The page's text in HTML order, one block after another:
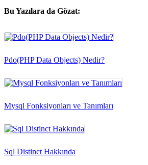
Bu Yazılara da Gözat:
Pdo(PHP Data Objects) Nedir?
Mysql Fonksiyonları ve Tanımları
Sql Distinct Hakkında